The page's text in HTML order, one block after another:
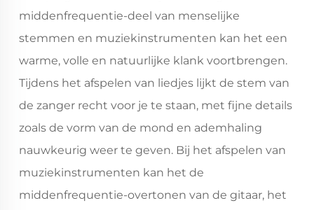
middenfrequentie-deel van menselijke
stemmen en muziekinstrumenten kan het een
warme, volle en natuurlijke klank voortbrengen.
Tijdens het afspelen van liedjes lijkt de stem van
de zanger recht voor je te staan, met fijne details
zoals de vorm van de mond en ademhaling
nauwkeurig weer te geven. Bij het afspelen van
muziekinstrumenten kan het de
middenfrequentie-overtonen van de gitaar, het